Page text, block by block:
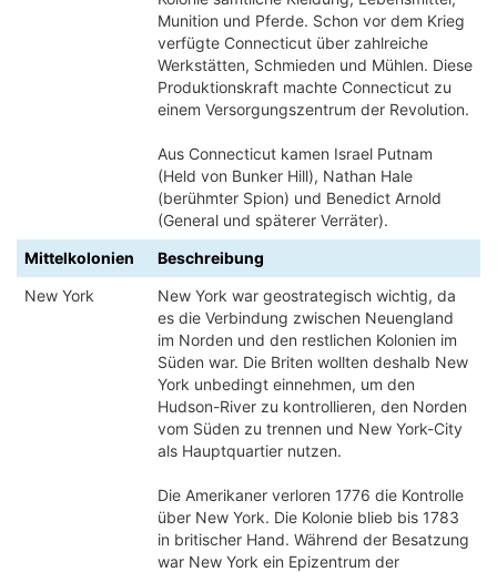
Munition und Pferde. Schon vor dem Krieg
verfügte Connecticut über zahlreiche
Werkstätten, Schmieden und Mühlen. Diese
Produktionskraft machte Connecticut zu
einem Versorgungszentrum der Revolution.
Aus Connecticut kamen Israel Putnam
(Held von Bunker Hill), Nathan Hale
(berühmter Spion) und Benedict Arnold
(General und späterer Verräter).
Mittelkolonien
Beschreibung
New York
New York war geostrategisch wichtig, da
es die Verbindung zwischen Neuengland
im Norden und den restlichen Kolonien im
Süden war. Die Briten wollten deshalb New
York unbedingt einnehmen, um den
Hudson-River zu kontrollieren, den Norden
vom Süden zu trennen und New York-City
als Hauptquartier nutzen.
Die Amerikaner verloren 1776 die Kontrolle
über New York. Die Kolonie blieb bis 1783
in britischer Hand. Während der Besatzung
war New York ein Epizentrum der